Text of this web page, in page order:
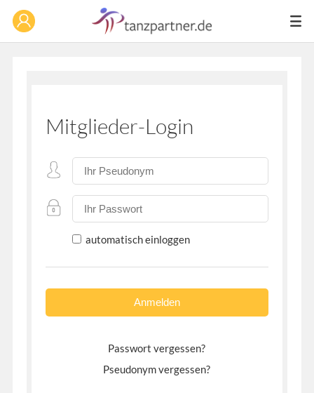
Mitglieder-Login
automatisch einloggen
Passwort vergessen?
Pseudonym vergessen?